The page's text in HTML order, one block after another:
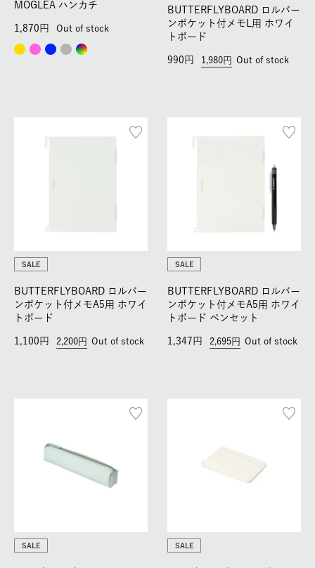
MOGLEA ハンカチ
1,870 Out of stock
BUTTERFLYBOARD ロルバー
ンポケット付メモL用 ホワイ
トボード
1,980
990 Out of stock
SALE
BUTTERFLYBOARD ロルバー
ンポケット付メモA5用 ホワイ
トボード
2,200
1,100 Out of stock
SALE
BUTTERFLYBOARD ロルバー
ンポケット付メモA5用 ホワイ
トボード ペンセット
2,695
1,347 Out of stock
SALE SALE